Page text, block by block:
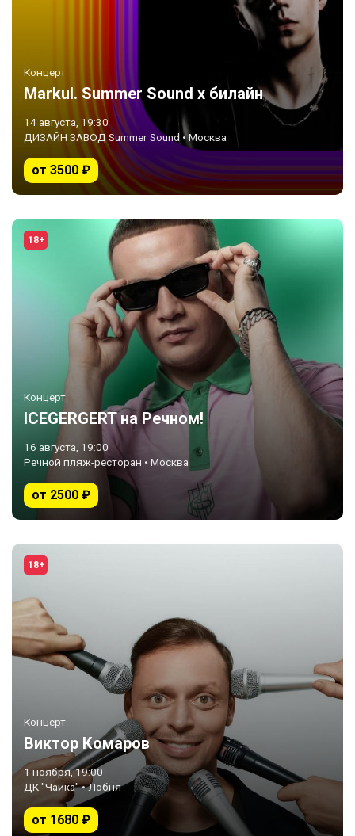
Концерт
Markul. Summer Sound х билайн
14 августа, 19:30
ДИЗАЙН ЗАВОД Summer Sound • Москва
от 3500 ₽
18+
Концерт
ICEGERGERT на Речном!
16 августа, 19:00
Речной пляж-ресторан • Москва
от 2500 ₽
18+
Концерт
Виктор Комаров
1 ноября, 19:00
ДК "Чайка" • Лобня
от 1680 ₽